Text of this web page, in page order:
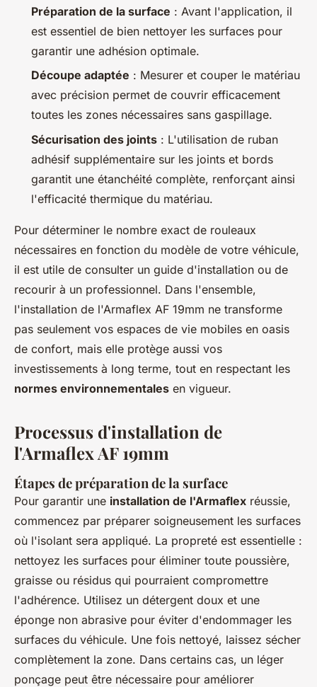
Préparation de la surface : Avant l'application, il
est essentiel de bien nettoyer les surfaces pour
garantir une adhésion optimale.
Découpe adaptée : Mesurer et couper le matériau
avec précision permet de couvrir efficacement
toutes les zones nécessaires sans gaspillage.
Sécurisation des joints : L'utilisation de ruban
adhésif supplémentaire sur les joints et bords
garantit une étanchéité complète, renforçant ainsi
l'efficacité thermique du matériau.
Pour déterminer le nombre exact de rouleaux
nécessaires en fonction du modèle de votre véhicule,
il est utile de consulter un guide d'installation ou de
recourir à un professionnel. Dans l'ensemble,
l'installation de l'Armaflex AF 19mm ne transforme
pas seulement vos espaces de vie mobiles en oasis
de confort, mais elle protège aussi vos
investissements à long terme, tout en respectant les
normes environnementales en vigueur.
Processus d'installation de
l'Armaflex AF 19mm
Étapes de préparation de la surface
Pour garantir une installation de l'Armaflex réussie,
commencez par préparer soigneusement les surfaces
où l'isolant sera appliqué. La propreté est essentielle :
nettoyez les surfaces pour éliminer toute poussière,
graisse ou résidus qui pourraient compromettre
l'adhérence. Utilisez un détergent doux et une
éponge non abrasive pour éviter d'endommager les
surfaces du véhicule. Une fois nettoyé, laissez sécher
complètement la zone. Dans certains cas, un léger
ponçage peut être nécessaire pour améliorer